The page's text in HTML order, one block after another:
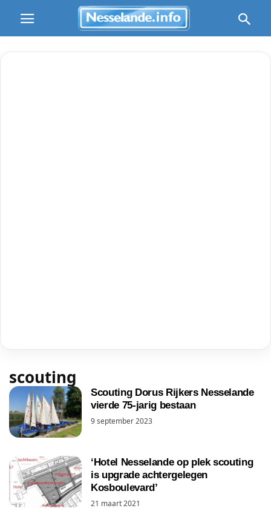
scouting
Scouting Dorus Rijkers Nesselande
vierde 75-jarig bestaan
9 september 2023
‘Hotel Nesselande op plek scouting
is upgrade achtergelegen
Kosboulevard’
21 maart 2021